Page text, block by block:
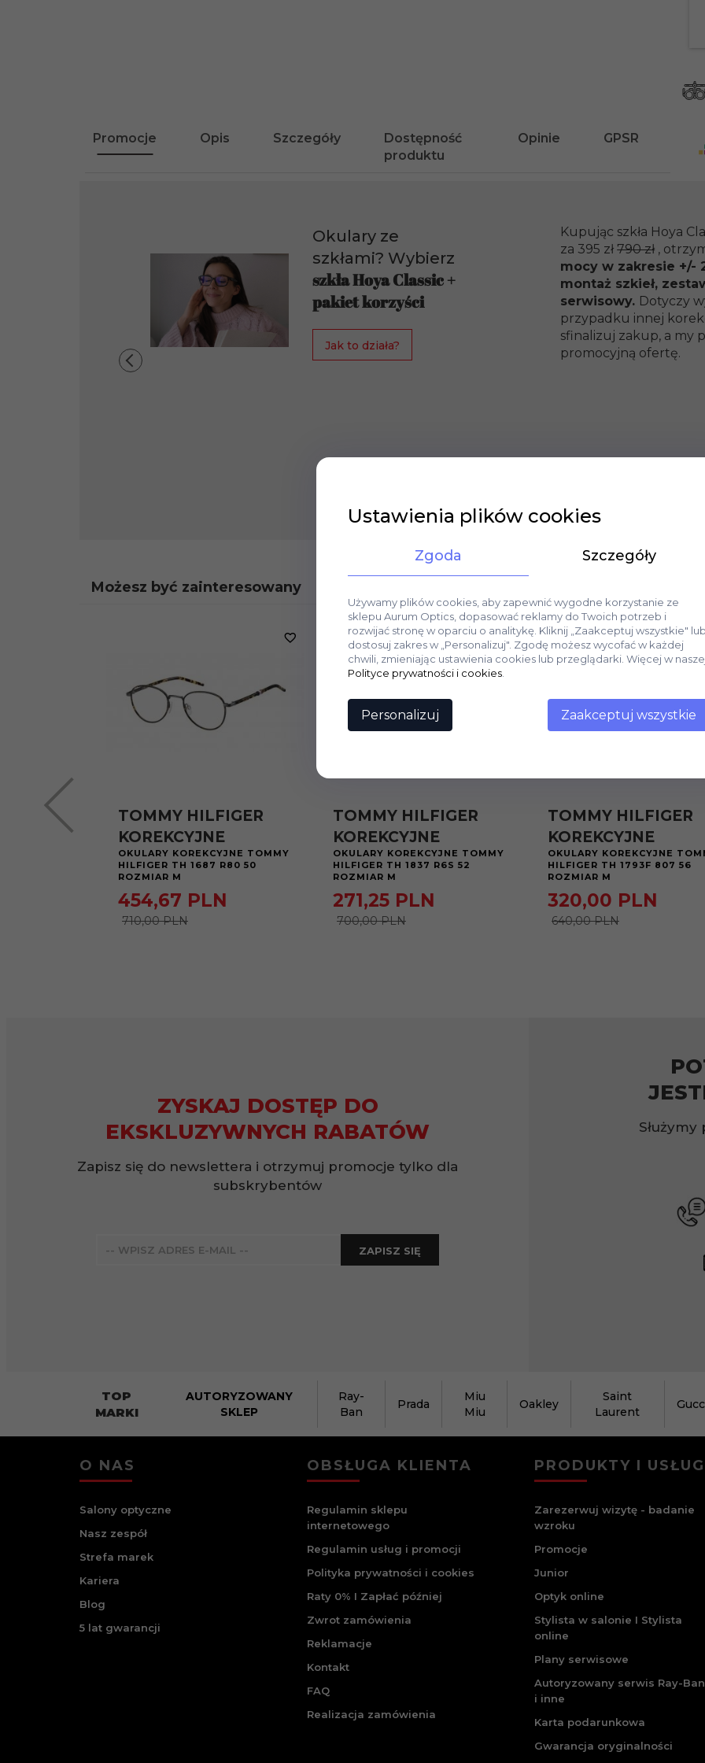
Promocje Opis Szczegóły
Dostępność
produktu
Opinie GPSR
Okulary ze
szkłami? Wybierz
szkła Hoya Classic +
pakiet korzyści
Jak to działa?
Kupując szkła Hoya
za 395 zł790 zł ,
mocy w zakresie +/-
montaż szkieł,
serwisowy. Dotyczy
przypadku innej
sfinalizuj zakup, a my
promocyjną ofertę.
Możesz być zainteresowany
TOMMY HILFIGER
KOREKCYJNE
OKULARY KOREKCYJNE TOMMY
HILFIGER TH 1687 R80 50
ROZMIAR M
454,67 PLN
710,00 PLN
TOMMY HILFIGER
KOREKCYJNE
OKULARY KOREKCYJNE TOMMY
HILFIGER TH 1837 R6S 52
ROZMIAR M
271,25 PLN
700,00 PLN
TOMMY HILFIGER
KOREKCYJNE
OKULARY KOREKCYJNE
HILFIGER TH 1793F 807 56
ROZMIAR M
320,00 PLN
640,00 PLN
ZYSKAJ DOSTĘP DO
EKSKLUZYWNYCH RABATÓW
Zapisz się do newslettera i otrzymuj promocje tylko dla
subskrybentów
ZAPISZ SIĘ
TOP
MARKI
AUTORYZOWANY
SKLEP
Ray-
Ban
Prada
Miu
Miu
Oakley
Saint
Laurent
O NAS
Salony optyczne
Nasz zespół
Strefa marek
Kariera
Blog
5 lat gwarancji
OBSŁUGA KLIENTA
Regulamin sklepu
internetowego
Regulamin usług i promocji
Polityka prywatności i cookies
Raty 0% I Zapłać później
Zwrot zamówienia
Reklamacje
Kontakt
FAQ
Realizacja zamówienia
PRODUKTY I
Zarezerwuj wizytę - badanie
wzroku
Promocje
Junior
Optyk online
Stylista w salonie I Stylista
online
Plany serwisowe
Autoryzowany serwis Ray-Ban
i inne
Karta podarunkowa
Gwarancja oryginalności
Ustawienia plików cookies
Zgoda Szczegóły
Używamy plików cookies, aby zapewnić wygodne korzystanie ze
sklepu Aurum Optics, dopasować reklamy do Twoich potrzeb i
rozwijać stronę w oparciu o analitykę. Kliknij „Zaakceptuj wszystkie"
dostosuj zakres w „Personalizuj". Zgodę możesz wycofać w każdej
chwili, zmieniając ustawienia cookies lub przeglądarki. Więcej w
Polityce prywatności i cookies
Personalizuj Zaakceptuj wszystkie